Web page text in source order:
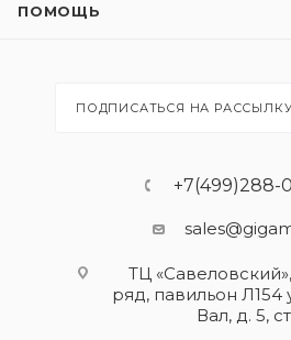
ПОМОЩЬ
ПОДПИСАТЬСЯ НА РАССЫЛКУ
+7(499)288-
ТЦ
ряд, павильон Л154
Вал, д. 5,